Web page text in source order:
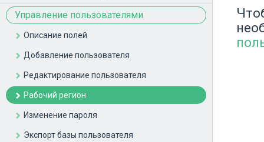
Управление пользователями
Описание полей
Добавление пользователя
Редактирование пользователя
Рабочий регион
Изменение пароля
Экспорт базы пользователя